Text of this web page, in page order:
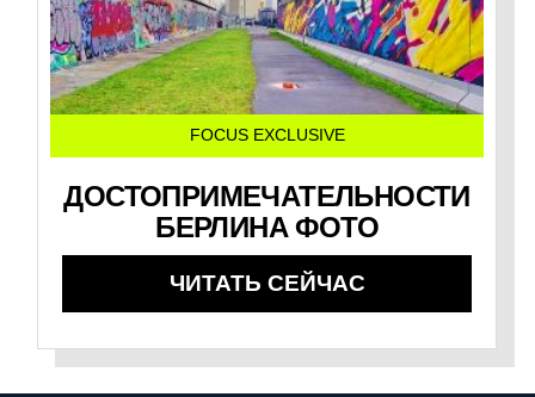
FOCUS EXCLUSIVE
ДОСТОПРИМЕЧАТЕЛЬНОСТИ
БЕРЛИНА ФОТО
ЧИТАТЬ СЕЙЧАС